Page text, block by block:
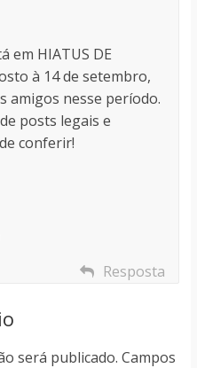
em HIATUS DE
à 14 de setembro,
amigos nesse período.
posts legais e
conferir!
Resposta
será publicado. Campos